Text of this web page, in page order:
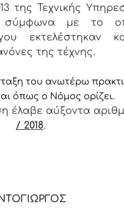
της Τεχνικής
σύμφωνα με το
εκτελέστηκαν
της τέχνης.
του ανωτέρω
όπως ο Νόμος ορίζει.
έλαβε αύξοντα
/ 2018.